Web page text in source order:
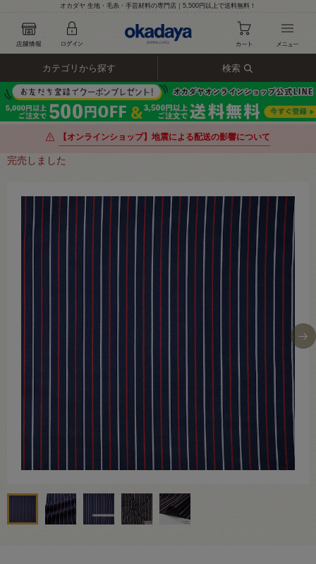
オカダヤ 生地・毛糸・手芸材料の専門店｜5,500円以上で送料無料！
カテゴリから探す 検索
【オンラインショップ】地震による配送の影響について
完売しました